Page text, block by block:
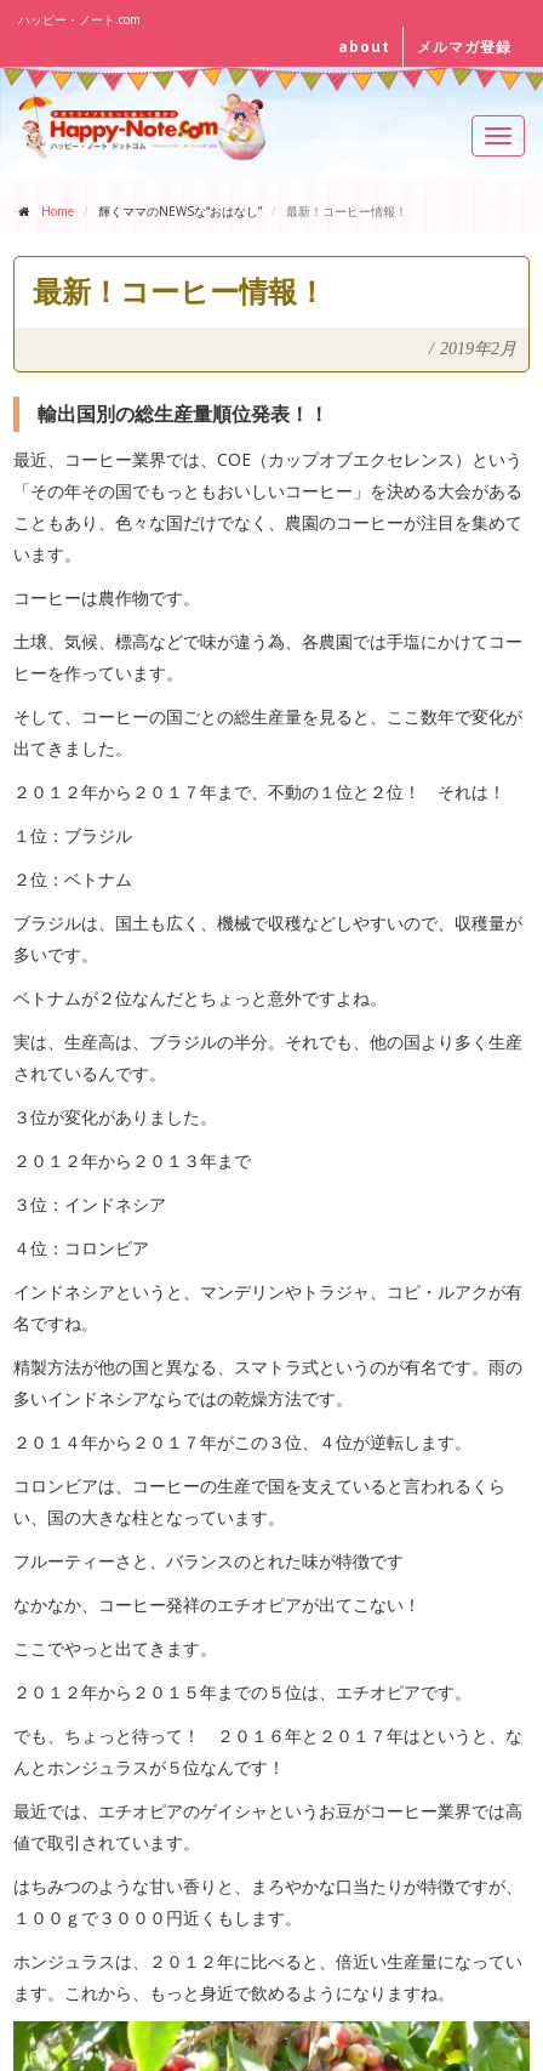
ハッピー・ノート.com
about メルマガ登録
Home 輝くママのNEWSな“おはなし” 最新！コーヒー情報！
最新！コーヒー情報！
/ 2019年2月
輸出国別の総生産量順位発表！！
最近、コーヒー業界では、COE（カップオブエクセレンス）という
「その年その国でもっともおいしいコーヒー」を決める大会がある
こともあり、色々な国だけでなく、農園のコーヒーが注目を集めて
います。
コーヒーは農作物です。
土壌、気候、標高などで味が違う為、各農園では手塩にかけてコー
ヒーを作っています。
そして、コーヒーの国ごとの総生産量を見ると、ここ数年で変化が
出てきました。
２０１２年から２０１７年まで、不動の１位と２位！ それは！
１位：ブラジル
２位：ベトナム
ブラジルは、国土も広く、機械で収穫などしやすいので、収穫量が
多いです。
ベトナムが２位なんだとちょっと意外ですよね。
実は、生産高は、ブラジルの半分。それでも、他の国より多く生産
されているんです。
３位が変化がありました。
２０１２年から２０１３年まで
３位：インドネシア
４位：コロンビア
インドネシアというと、マンデリンやトラジャ、コピ・ルアクが有
名ですね。
精製方法が他の国と異なる、スマトラ式というのが有名です。雨の
多いインドネシアならではの乾燥方法です。
２０１４年から２０１７年がこの３位、４位が逆転します。
コロンビアは、コーヒーの生産で国を支えていると言われるくら
い、国の大きな柱となっています。
フルーティーさと、バランスのとれた味が特徴です
なかなか、コーヒー発祥のエチオピアが出てこない！
ここでやっと出てきます。
２０１２年から２０１５年までの５位は、エチオピアです。
でも、ちょっと待って！ ２０１６年と２０１７年はというと、な
んとホンジュラスが５位なんです！
最近では、エチオピアのゲイシャというお豆がコーヒー業界では高
値で取引されています。
はちみつのような甘い香りと、まろやかな口当たりが特徴ですが、
１００ｇで３０００円近くもします。
ホンジュラスは、２０１２年に比べると、倍近い生産量になってい
ます。これから、もっと身近で飲めるようになりますね。